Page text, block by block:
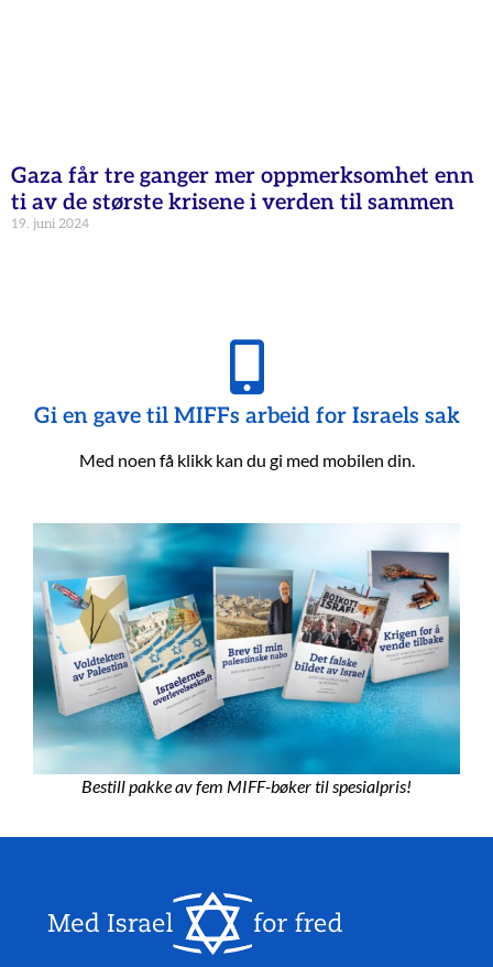
Gaza får tre ganger mer oppmerksomhet enn
ti av de største krisene i verden til sammen
19. juni 2024
Gi en gave til MIFFs arbeid for Israels sak
Med noen få klikk kan du gi med mobilen din.
Bestill pakke av fem MIFF-bøker til spesialpris!